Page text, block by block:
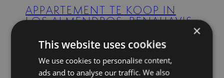
APPARTEMENT TE KOOP IN
LOS ALMENDROS, BENAHAVIS
3 BEDDEN 2 BADEN94 M² GEBOUWD
599.000 €
×
This website uses cookies
We use cookies to personalise content,
ads and to analyse our traffic. We also